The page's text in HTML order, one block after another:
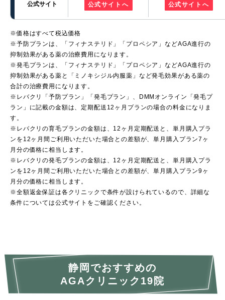
公式サイト 公式サイトへ 公式サイトへ
※価格はすべて税込価格
※予防プランは、「フィナステリド」「プロペシア」などAGA進行の
抑制効果がある薬の治療費用になります。
※発毛プランは、「フィナステリド」「プロペシア」などAGA進行の
抑制効果がある薬と「ミノキシジル内服薬」など発毛効果がある薬の
合計の治療費用になります。
※レバクリ「予防プラン」「発毛プラン」、DMMオンライン「発毛プ
ラン」に記載の金額は、定期配送12ヶ月プランの場合の料金になりま
す。
※レバクリの育毛プランの金額は、12ヶ月定期配送と、単月購入プラ
ンを12ヶ月間ご利用いただいた場合との差額が、単月購入プラン7ヶ
月分の価格に相当します。
※レバクリの発毛プランの金額は、12ヶ月定期配送と、単月購入プラ
ンを12ヶ月間ご利用いただいた場合との差額が、単月購入プラン9ヶ
月分の価格に相当します。
※全額返金保証は各クリニックで条件が設けられているので、詳細な
条件については公式サイトをご確認ください。
静岡でおすすめの
AGAクリニック19院